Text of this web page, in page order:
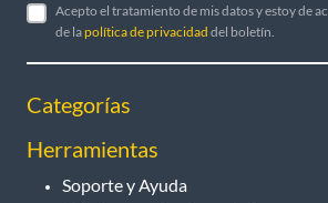
Acepto el tratamiento de mis datos y estoy de
de lapolítica de privacidad del boletín.
Categorías
Herramientas
Soporte y Ayuda